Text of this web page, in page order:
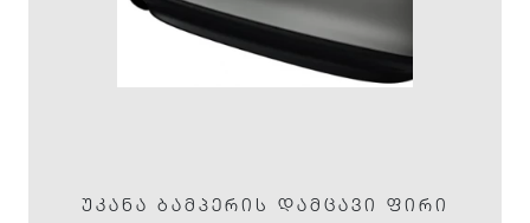
ᲣᲙᲐᲜᲐ ᲑᲐᲛᲞᲔᲠᲘᲡ ᲓᲐᲛᲪᲐᲕᲘ ᲤᲘᲠᲘ